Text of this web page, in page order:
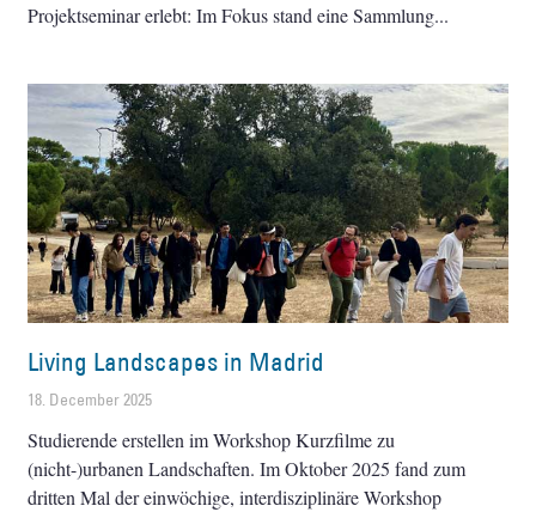
Projektseminar erlebt: Im Fokus stand eine Sammlung
Living Landscapes in Madrid
18. December 2025
Studierende erstellen im Workshop Kurzfilme zu
(nicht-)urbanen Landschaften. Im Oktober 2025 fand zum
dritten Mal der einwöchige, interdisziplinäre Workshop